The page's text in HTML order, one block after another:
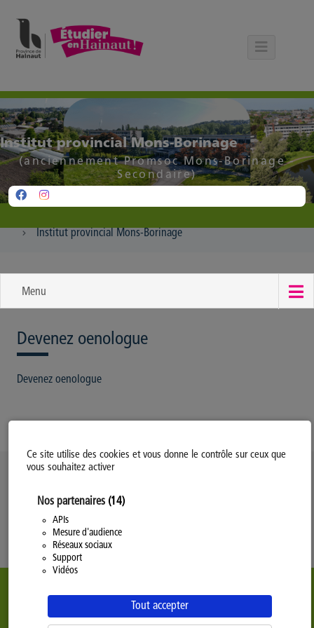
Ce site utilise des cookies et vous donne le contrôle sur ceux que
vous souhaitez activer
Nos partenaires (14)
APIs
Mesure d'audience
Réseaux sociaux
Support
Vidéos
Tout accepter
Institut provincial Mons-Borinage
(anciennement Promsoc Mons-Borinage -
Secondaire)
Institut provincial Mons-Borinage
Menu
Devenez oenologue
Devenez oenologue
Modifiez votre consentement
Politique Générale de Confidentialité